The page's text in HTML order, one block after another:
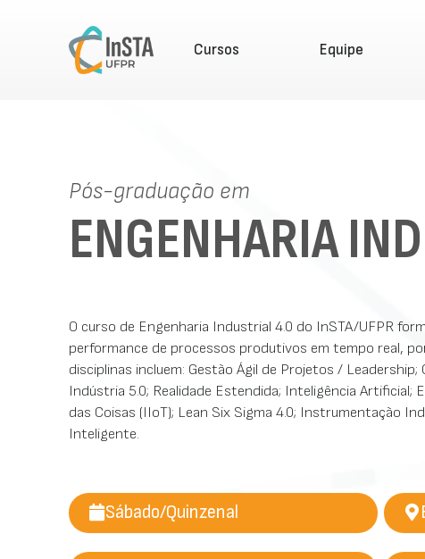
Cursos Equipe
Pós-graduação em
ENGENHARIA
O curso de Engenharia Industrial 4.0 do InSTA/UFPR
performance de processos produtivos em tempo real,
disciplinas incluem: Gestão Ágil de Projetos /
Indústria 5.0; Realidade Estendida; Inteligência
das Coisas (IIoT); Lean Six Sigma 4.0; Instrumentação
Inteligente.
Sábado/Quinzenal